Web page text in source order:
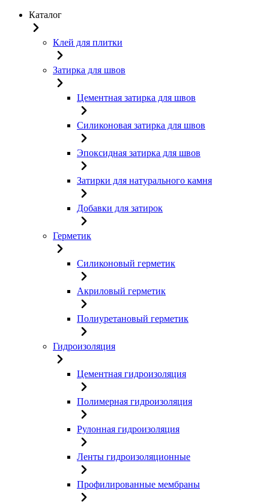
Каталог
Клей для плитки
Затирка для швов
Цементная затирка для швов
Силиконовая затирка для швов
Эпоксидная затирка для швов
Затирки для натурального камня
Добавки для затирок
Герметик
Силиконовый герметик
Акриловый герметик
Полиуретановый герметик
Гидроизоляция
Цементная гидроизоляция
Полимерная гидроизоляция
Рулонная гидроизоляция
Ленты гидроизоляционные
Профилированные мембраны